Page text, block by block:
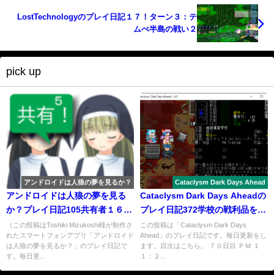
LostTechnologyのプレイ日記１７！ターン３：テ
ムぺ半島の戦い２
pick up
アンドロイドは人狼の夢を見るか？
アンドロイドは人狼の夢を見る
か？プレイ日記105共有者１６Ｄ
村５
（この投稿はToshiki Mizukoshi様が制作さ
れたスマートフォンアプリ「アンドロイド
は人狼の夢を見るか？」のプレイ日記で
す。毎日更...
Cataclysm Dark Days Ahead
Cataclysm Dark Days Aheadの
プレイ日記372学校の戦利品を回
収します３
この投稿は「Cataclysm Dark Days
Ahead」のプレイ日記です。毎日更新をし
ます。目次はこちら。 ７０日目 ＰＭ １
１：２...